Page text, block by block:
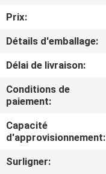
VISITE
DE
L'USINE
CONTRÔLE
DE
LA
Prix:
Détails d'emballage:
Délai de livraison:
Conditions de
paiement:
Capacité
d'approvisionnement:
Surligner: